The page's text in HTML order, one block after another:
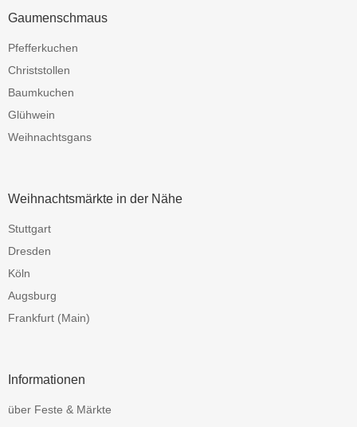
Gaumenschmaus
Pfefferkuchen
Christstollen
Baumkuchen
Glühwein
Weihnachtsgans
Weihnachtsmärkte in der Nähe
Stuttgart
Dresden
Köln
Augsburg
Frankfurt (Main)
Informationen
über Feste & Märkte